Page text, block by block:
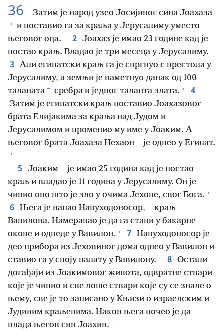
36 Затим је народ узео Јосијиног сина Јоахаза
+ и поставио га за краља у Јерусалиму уместо
његовог оца. + 2 Јоахаз је имао 23 године кад је
постао краљ. Владао је три месеца у Јерусалиму.
3 Али египатски краљ га је свргнуо с престола у
Јерусалиму, а земљи је наметнуо данак од 100
таланата * сребра и једног таланта злата. + 4
Затим је египатски краљ поставио Јоахазовог
брата Елијакима за краља над Јудом и
Јерусалимом и променио му име у Јоаким. А
његовог брата Јоахаза Нехаон + је одвео у Египат.
+
5 Јоаким + је имао 25 година кад је постао
краљ и владао је 11 година у Јерусалиму. Он је
чинио оно што је зло у очима Јехове, свог Бога. +
6 Њега је напао Навуходоносор, + краљ
Вавилона. Намеравао је да га стави у бакарне
окове и одведе у Вавилон. + 7 Навуходоносор је
део прибора из Јеховиног дома однео у Вавилон и
ставио га у своју палату у Вавилону. + 8 Остали
догађаји из Јоакимовог живота, одвратне ствари
које је чинио и све лоше ствари које су се знале о
њему, све је то записано у Књизи о израелским и
Јудиним краљевима. Након њега почео је да
влада његов син Јоахин. +